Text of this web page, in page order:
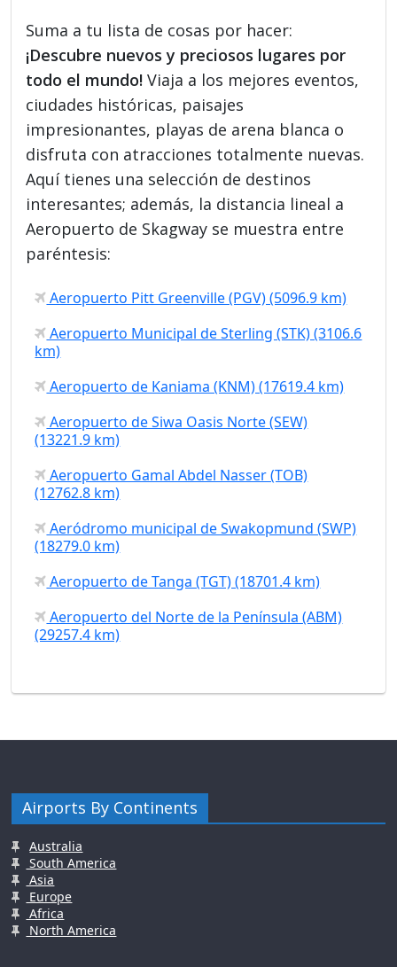
Suma a tu lista de cosas por hacer:
¡Descubre nuevos y preciosos lugares por
todo el mundo! Viaja a los mejores eventos,
ciudades históricas, paisajes
impresionantes, playas de arena blanca o
disfruta con atracciones totalmente nuevas.
Aquí tienes una selección de destinos
interesantes; además, la distancia lineal a
Aeropuerto de Skagway se muestra entre
paréntesis:
Aeropuerto Pitt Greenville (PGV) (5096.9 km)
Aeropuerto Municipal de Sterling (STK) (3106.6
km)
Aeropuerto de Kaniama (KNM) (17619.4 km)
Aeropuerto de Siwa Oasis Norte (SEW)
(13221.9 km)
Aeropuerto Gamal Abdel Nasser (TOB)
(12762.8 km)
Aeródromo municipal de Swakopmund (SWP)
(18279.0 km)
Aeropuerto de Tanga (TGT) (18701.4 km)
Aeropuerto del Norte de la Península (ABM)
(29257.4 km)
Airports By Continents
Australia
South America
Asia
Europe
Africa
North America